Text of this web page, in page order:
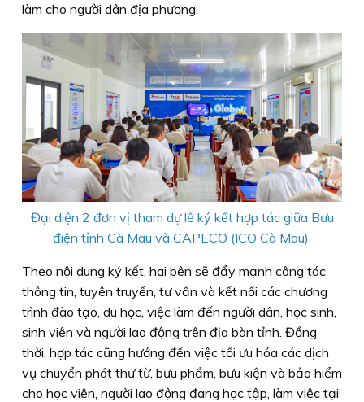
làm cho người dân địa phương.
Đại diện 2 đơn vị tham dự lễ ký kết hợp tác giữa Bưu
điện tỉnh Cà Mau và CAPECO (ICO Cà Mau).
Theo nội dung ký kết, hai bên sẽ đẩy mạnh công tác
thông tin, tuyên truyền, tư vấn và kết nối các chương
trình đào tạo, du học, việc làm đến người dân, học sinh,
sinh viên và người lao động trên địa bàn tỉnh. Đồng
thời, hợp tác cũng hướng đến việc tối ưu hóa các dịch
vụ chuyển phát thư từ, bưu phẩm, bưu kiện và bảo hiểm
cho học viên, người lao động đang học tập, làm việc tại